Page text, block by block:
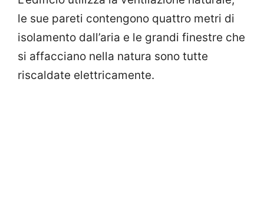
le sue pareti contengono quattro metri di
isolamento dall’aria e le grandi finestre che
si affacciano nella natura sono tutte
riscaldate elettricamente.